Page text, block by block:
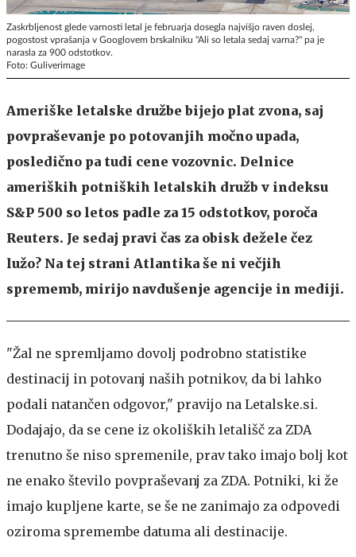
Zaskrbljenost glede varnosti letal je februarja dosegla najvišjo raven doslej,
pogostost vprašanja v Googlovem brskalniku "Ali so letala sedaj varna?" pa je
narasla za 900 odstotkov.
Foto: Guliverimage
Ameriške letalske družbe bijejo plat zvona, saj
povpraševanje po potovanjih močno upada,
posledično pa tudi cene vozovnic. Delnice
ameriških potniških letalskih družb v indeksu
S&P 500 so letos padle za 15 odstotkov, poroča
Reuters. Je sedaj pravi čas za obisk dežele čez
lužo? Na tej strani Atlantika še ni večjih
sprememb, mirijo navdušenje agencije in mediji.
"Žal ne spremljamo dovolj podrobno statistike
destinacij in potovanj naših potnikov, da bi lahko
podali natančen odgovor," pravijo na Letalske.si.
Dodajajo, da se cene iz okoliških letališč za ZDA
trenutno še niso spremenile, prav tako imajo bolj kot
ne enako število povpraševanj za ZDA. Potniki, ki že
imajo kupljene karte, se še ne zanimajo za odpovedi
oziroma spremembe datuma ali destinacije.